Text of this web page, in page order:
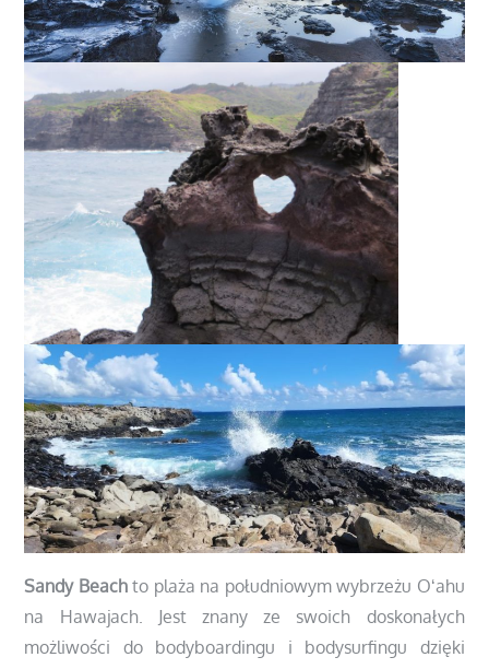
Sandy Beachto plaża na południowym wybrzeżu Oʻahu
na Hawajach. Jest znany ze swoich doskonałych
możliwości do bodyboardingu i bodysurfingu dzięki